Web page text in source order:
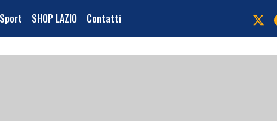
SHOP LAZIO Contatti